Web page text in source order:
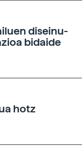
diseinu-
bidaide
hotz